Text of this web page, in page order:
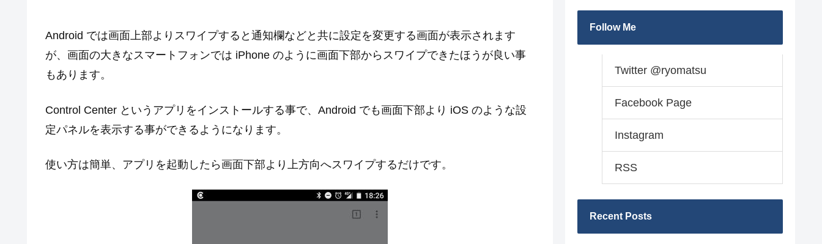
Android では画面上部よりスワイプすると通知欄などと共に設定を変更する画面が表示されます
が、画面の大きなスマートフォンでは iPhone のように画面下部からスワイプできたほうが良い事
もあります。
Control Center というアプリをインストールする事で、Android でも画面下部より iOS のような設
定パネルを表示する事ができるようになります。
使い方は簡単、アプリを起動したら画面下部より上方向へスワイプするだけです。
Follow Me
Twitter @ryomatsu
Facebook Page
Instagram
RSS
Recent Posts